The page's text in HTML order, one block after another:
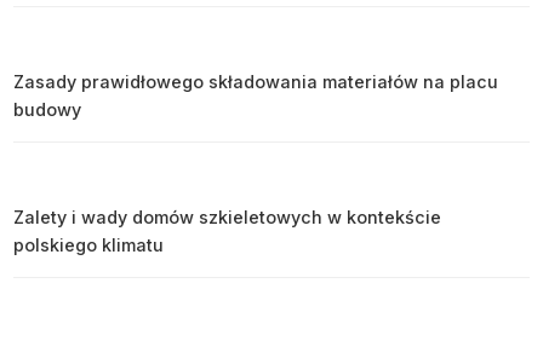
Zasady prawidłowego składowania materiałów na placu
budowy
Zalety i wady domów szkieletowych w kontekście
polskiego klimatu